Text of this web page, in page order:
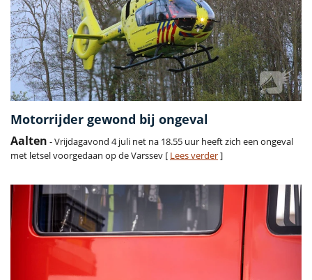
Motorrijder gewond bij ongeval
Aalten - Vrijdagavond 4 juli net na 18.55 uur heeft zich een ongeval
met letsel voorgedaan op de Varssev [ Lees verder]